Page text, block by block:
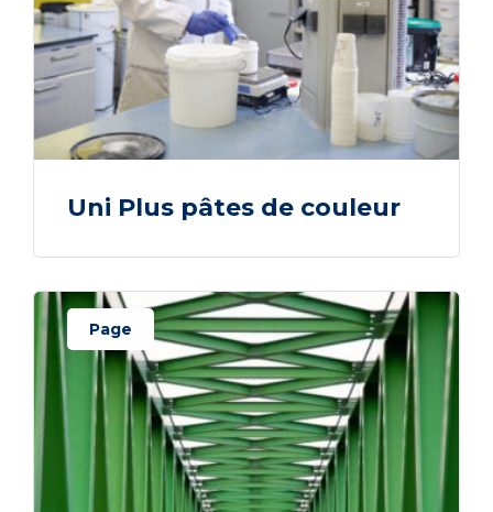
Uni Plus pâtes de couleur
Page